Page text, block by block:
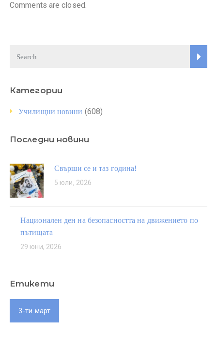
Comments are closed.
Категории
Училищни новини (608)
Последни новини
Свърши се и таз година!
5 юли, 2026
Национален ден на безопасността на движението по
пътищата
29 юни, 2026
Етикети
3-ти март